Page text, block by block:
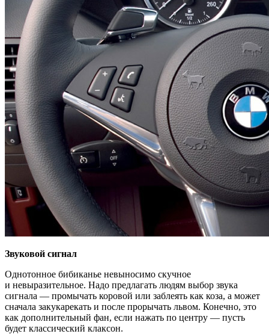
Звуковой сигнал
Однотонное бибиканье невыносимо скучное
и невыразительное. Надо предлагать людям выбор звука
сигнала — промычать коровой или заблеять как коза, а может
сначала закукарекать и после прорычать львом. Конечно, это
как дополнительный фан, если нажать по центру — пусть
будет классический клаксон.